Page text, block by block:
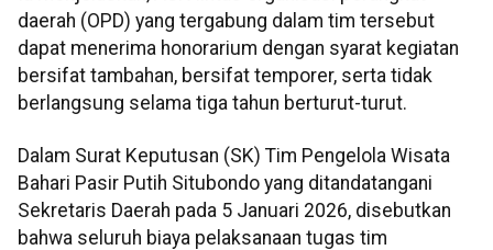
daerah (OPD) yang tergabung dalam tim tersebut
dapat menerima honorarium dengan syarat kegiatan
bersifat tambahan, bersifat temporer, serta tidak
berlangsung selama tiga tahun berturut-turut.
Dalam Surat Keputusan (SK) Tim Pengelola Wisata
Bahari Pasir Putih Situbondo yang ditandatangani
Sekretaris Daerah pada 5 Januari 2026, disebutkan
bahwa seluruh biaya pelaksanaan tugas tim